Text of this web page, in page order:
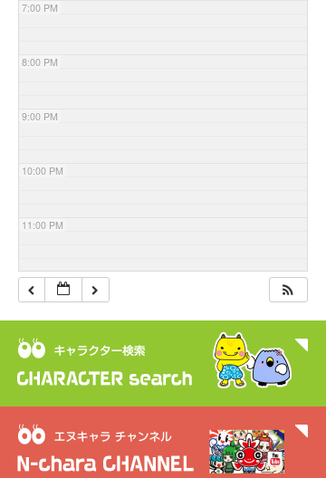
7:00 PM
8:00 PM
9:00 PM
10:00 PM
11:00 PM